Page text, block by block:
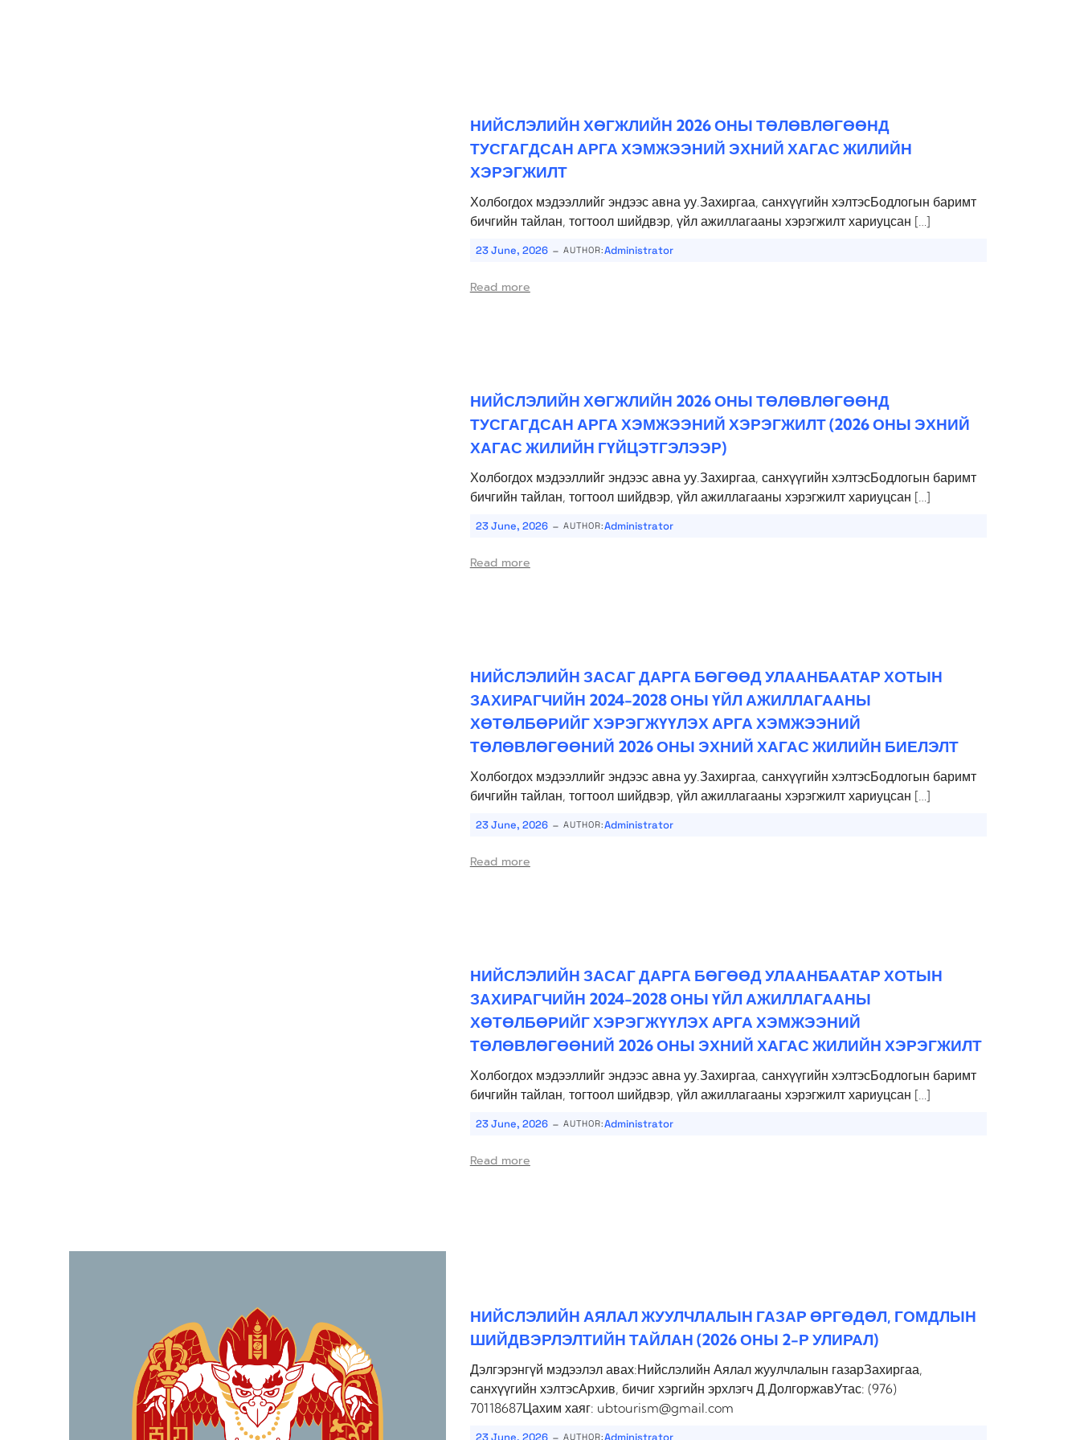
НИЙСЛЭЛИЙН ХӨГЖЛИЙН 2026 ОНЫ ТӨЛӨВЛӨГӨӨНД
ТУСГАГДСАН АРГА ХЭМЖЭЭНИЙ ЭХНИЙ ХАГАС ЖИЛИЙН
ХЭРЭГЖИЛТ
Холбогдох мэдээллийг эндээс авна уу.Захиргаа, санхүүгийн хэлтэсБодлогын баримт
бичгийн тайлан, тогтоол шийдвэр, үйл ажиллагааны хэрэгжилт хариуцсан […]
23 June, 2026 - AUTHOR:Administrator
Read more
НИЙСЛЭЛИЙН ХӨГЖЛИЙН 2026 ОНЫ ТӨЛӨВЛӨГӨӨНД
ТУСГАГДСАН АРГА ХЭМЖЭЭНИЙ ХЭРЭГЖИЛТ (2026 ОНЫ ЭХНИЙ
ХАГАС ЖИЛИЙН ГҮЙЦЭТГЭЛЭЭР)
Холбогдох мэдээллийг эндээс авна уу.Захиргаа, санхүүгийн хэлтэсБодлогын баримт
бичгийн тайлан, тогтоол шийдвэр, үйл ажиллагааны хэрэгжилт хариуцсан […]
23 June, 2026 - AUTHOR:Administrator
Read more
НИЙСЛЭЛИЙН ЗАСАГ ДАРГА БӨГӨӨД УЛААНБААТАР ХОТЫН
ЗАХИРАГЧИЙН 2024-2028 ОНЫ ҮЙЛ АЖИЛЛАГААНЫ
ХӨТӨЛБӨРИЙГ ХЭРЭГЖҮҮЛЭХ АРГА ХЭМЖЭЭНИЙ
ТӨЛӨВЛӨГӨӨНИЙ 2026 ОНЫ ЭХНИЙ ХАГАС ЖИЛИЙН БИЕЛЭЛТ
Холбогдох мэдээллийг эндээс авна уу.Захиргаа, санхүүгийн хэлтэсБодлогын баримт
бичгийн тайлан, тогтоол шийдвэр, үйл ажиллагааны хэрэгжилт хариуцсан […]
23 June, 2026 - AUTHOR:Administrator
Read more
НИЙСЛЭЛИЙН ЗАСАГ ДАРГА БӨГӨӨД УЛААНБААТАР ХОТЫН
ЗАХИРАГЧИЙН 2024-2028 ОНЫ ҮЙЛ АЖИЛЛАГААНЫ
ХӨТӨЛБӨРИЙГ ХЭРЭГЖҮҮЛЭХ АРГА ХЭМЖЭЭНИЙ
ТӨЛӨВЛӨГӨӨНИЙ 2026 ОНЫ ЭХНИЙ ХАГАС ЖИЛИЙН ХЭРЭГЖИЛТ
Холбогдох мэдээллийг эндээс авна уу.Захиргаа, санхүүгийн хэлтэсБодлогын баримт
бичгийн тайлан, тогтоол шийдвэр, үйл ажиллагааны хэрэгжилт хариуцсан […]
23 June, 2026 - AUTHOR:Administrator
Read more
НИЙСЛЭЛИЙН АЯЛАЛ ЖУУЛЧЛАЛЫН ГАЗАР ӨРГӨДӨЛ, ГОМДЛЫН
ШИЙДВЭРЛЭЛТИЙН ТАЙЛАН (2026 ОНЫ 2-Р УЛИРАЛ)
Дэлгэрэнгүй мэдээлэл авах:Нийслэлийн Аялал жуулчлалын газарЗахиргаа,
санхүүгийн хэлтэсАрхив, бичиг хэргийн эрхлэгч Д.ДолгоржавУтас: (976)
70118687Цахим хаяг: ubtourism@gmail.com
23 June, 2026 - AUTHOR:Administrator